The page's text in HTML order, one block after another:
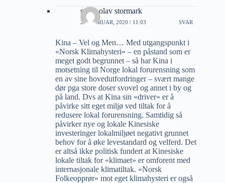
svein olav stormark
22 FEBRUAR, 2020 / 11:03 SVAR
Kina – Vel og Men… Med utgangspunkt i
«Norsk Klimahysteri» – en påstand som er
meget godt begrunnet – så har Kina i
motsetning til Norge lokal forurensning som
en av sine hovedutfordringer – svært mange
dør pga store doser svovel og annet i by og
på land. Dvs at Kina sin «driver» er å
påvirke sitt eget miljø ved tiltak for å
redusere lokal forurensning. Samtidig så
påvirker nye og lokale Kinesiske
investeringer lokalmiljøet negativt grunnet
behov for å øke levestandard og velferd. Det
er altså ikke politisk fundert at Kinesiske
lokale tiltak for «klimaet» er omforent med
internasjonale klimatiltak. «Norsk
Folkeopprør» mot eget klimahysteri er også